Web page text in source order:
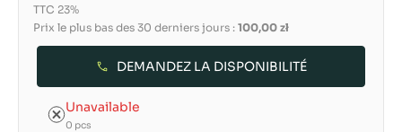
TTC 23%
Prix le plus bas des 30 derniers jours : 100,00 zł
DEMANDEZ LA DISPONIBILITÉ
Unavailable
0 pcs